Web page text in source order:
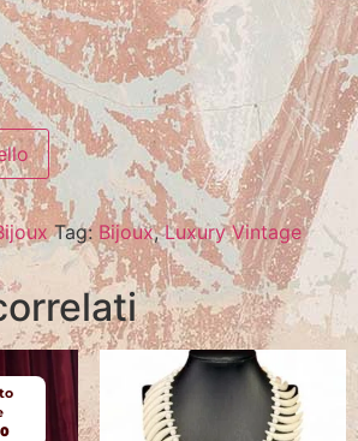
Tag: Bijoux,Luxury Vintage